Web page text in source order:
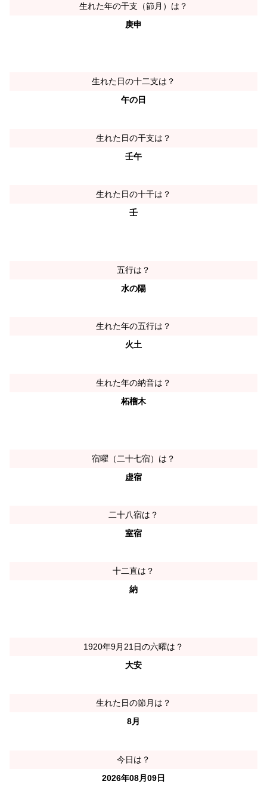
生れた年の干支（節月）は？
庚申
生れた日の十二支は？
午の日
生れた日の干支は？
壬午
生れた日の十干は？
壬
五行は？
水の陽
生れた年の五行は？
火土
生れた年の納音は？
柘榴木
宿曜（二十七宿）は？
虚宿
二十八宿は？
室宿
十二直は？
納
1920年9月21日の六曜は？
大安
生れた日の節月は？
8月
今日は？
2026年08月09日